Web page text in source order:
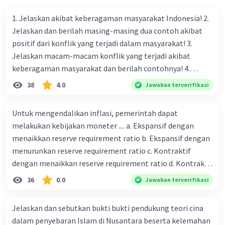
Beri Rating· 5.0(1) Balas
Iklan
1. Jelaskan akibat keberagaman masyarakat Indonesia! 2.
Jelaskan dan berilah masing-masing dua contoh akibat
positif dari konflik yang terjadi dalam masyarakat! 3.
Jelaskan macam-macam konflik yang terjadi akibat
keberagaman masyarakat dan berilah contohnya! 4.
Mengapa dalam masyarakat yang memiliki keberagaman
bahasa, dan budaya. Berdasarkan pernyataan tersebut,
apa yang dapat kalian lakukan untuk menjaga
keberagaman supaya terhindar dari konflik?
38 4.0 Jawaban terverifikasi
Untuk mengendalikan inflasi, pemerintah dapat
melakukan kebijakan moneter .... a. Ekspansif dengan
menaikkan reserve requirement ratio b. Ekspansif dengan
menurunkan reserve requirement ratio c. Kontraktif
dengan menaikkan reserve requirement ratio d. Kontraktif
dengan menurunkan reserve requirement ratio e.
Ekspansif dengan menaikkan tingkat diskonto Bila Bank
ceteris paribus maka .... a. Menimbulkan inflasi di mana
36 0.0 Jawaban terverifikasi
Jelaskan dan sebutkan bukti bukti pendukung teori cina
dalam penyebaran Islam di Nusantara beserta kelemahan